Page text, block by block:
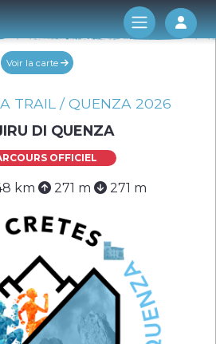
Log
Voir la carte
TRAIL / QUENZA 2026
DI QUENZA
OFFICIEL
km 271 m 271 m